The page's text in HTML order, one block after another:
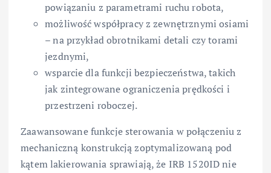
powiązaniu z parametrami ruchu robota,
możliwość współpracy z zewnętrznymi osiami
– na przykład obrotnikami detali czy torami
jezdnymi,
wsparcie dla funkcji bezpieczeństwa, takich
jak zintegrowane ograniczenia prędkości i
przestrzeni roboczej.
Zaawansowane funkcje sterowania w połączeniu z
mechaniczną konstrukcją zoptymalizowaną pod
kątem lakierowania sprawiają, że IRB 1520ID nie